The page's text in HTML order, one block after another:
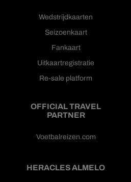
Wedstrijdkaarten
Seizoenkaart
Fankaart
Uitkaartregistratie
Re-sale platform
OFFICIAL TRAVEL
PARTNER
Voetbalreizen.com
HERACLES ALMELO